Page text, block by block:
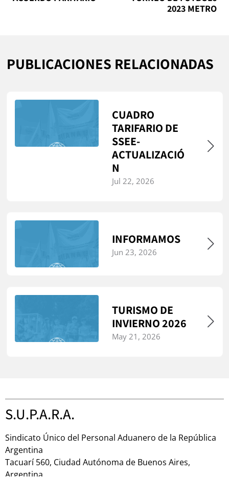
2023 METRO
PUBLICACIONES RELACIONADAS
CUADRO
TARIFARIO DE
SSEE-
ACTUALIZACIÓ
N
Jul 22, 2026
INFORMAMOS
Jun 23, 2026
TURISMO DE
INVIERNO 2026
May 21, 2026
S.U.P.A.R.A.
Sindicato Único del Personal Aduanero de la República
Argentina
Tacuarí 560, Ciudad Autónoma de Buenos Aires,
Argentina